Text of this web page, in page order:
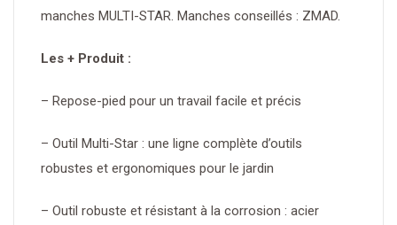
manches MULTI-STAR. Manches conseillés : ZMAD.
Les + Produit :
– Repose-pied pour un travail facile et précis
– Outil Multi-Star : une ligne complète d’outils
robustes et ergonomiques pour le jardin
– Outil robuste et résistant à la corrosion : acier